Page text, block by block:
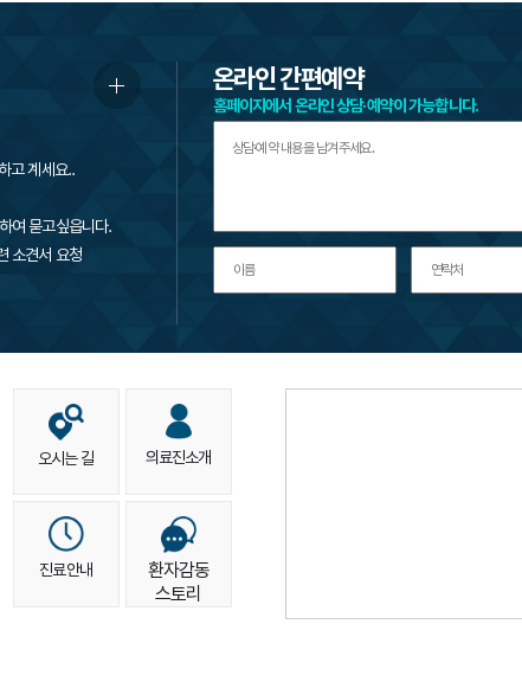
고 계세요..
여 묻고싶읍니다.
소견서 요청
온라인 간편예약
홈페이지에서 온라인 상담·예약이 가능합니다.
오시는 길 의료진소개
진료안내
환자감동
스토리